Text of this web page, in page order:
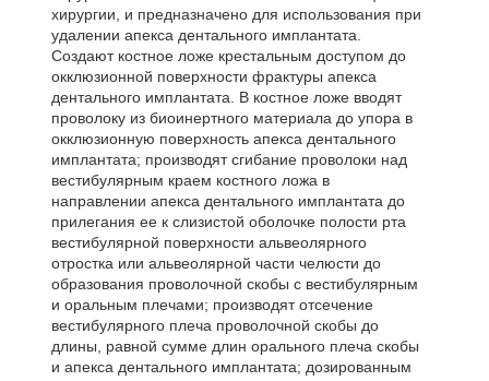
хирургии, и предназначено для использования при
удалении апекса дентального имплантата.
Создают костное ложе крестальным доступом до
окклюзионной поверхности фрактуры апекса
дентального имплантата. В костное ложе вводят
проволоку из биоинертного материала до упора в
окклюзионную поверхность апекса дентального
имплантата; производят сгибание проволоки над
вестибулярным краем костного ложа в
направлении апекса дентального имплантата до
прилегания ее к слизистой оболочке полости рта
вестибулярной поверхности альвеолярного
отростка или альвеолярной части челюсти до
образования проволочной скобы с вестибулярным
и оральным плечами; производят отсечение
вестибулярного плеча проволочной скобы до
длины, равной сумме длин орального плеча скобы
и апекса дентального имплантата; дозированным